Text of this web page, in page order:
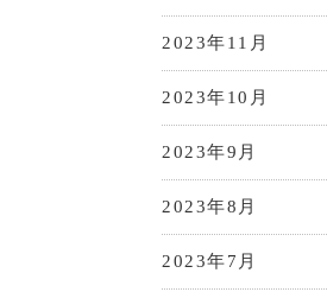
2023年11月
2023年10月
2023年9月
2023年8月
2023年7月